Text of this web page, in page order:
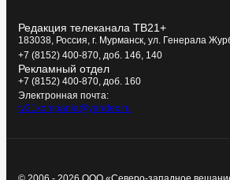
Редакция телеканала ТВ21+
183038, Россия, г. Мурманск, ул. Генерала
+7 (8152) 400-870, доб. 146, 140
Рекламный отдел
+7 (8152) 400-870, доб. 160
Электронная почта:
tv21kompania@yandex.ru